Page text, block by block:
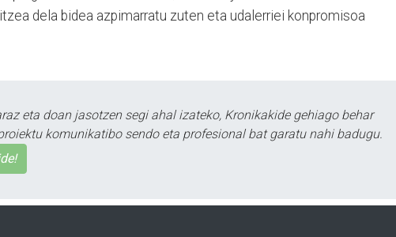
dela bidea azpimarratu zuten eta udalerriei konpromisoa
eta doan jasotzen segi ahal izateko, Kronikakide gehiago behar
komunikatibo sendo eta profesional bat garatu nahi badugu.